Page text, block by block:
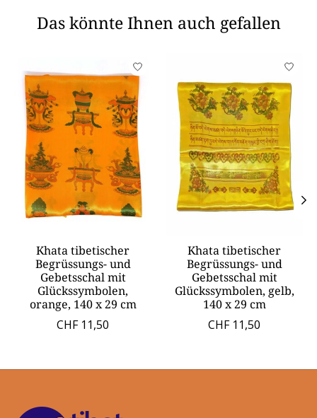
Das könnte Ihnen auch gefallen
Produkt-Karussell-Artikel
Khata tibetischer
Begrüssungs- und
Gebetsschal mit
Glückssymbolen,
orange, 140 x 29 cm
CHF 11,50
Khata tibetischer
Begrüssungs- und
Gebetsschal mit
Glückssymbolen, gelb,
140 x 29 cm
CHF 11,50